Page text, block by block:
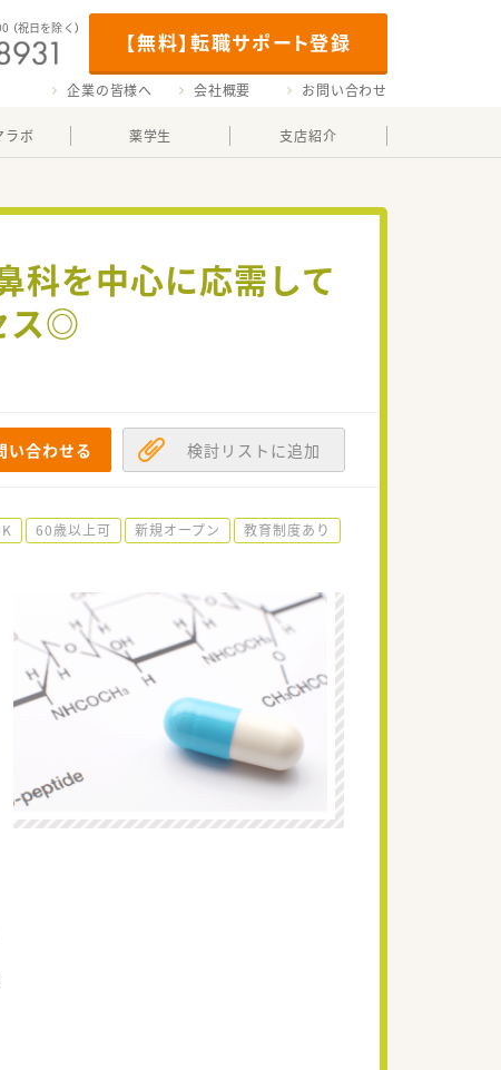
【無料】転職サポート登録
（祝日を除く）
企業の皆様へ 会社概要 お問い合わせ
ラボ 薬学生 支店紹介
科を中心に応需して
ス◎
い合わせる 検討リストに追加
60歳以上可 新規オープン
教育制度あり